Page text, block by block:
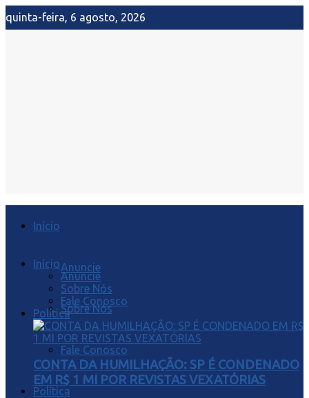
quinta-feira, 6 agosto, 2026
Início
Anuncie
Sobre Nós
Fale Conosco
Política
Início
Anuncie
Sobre Nós
Fale Conosco
Política
CONTA DA HUMILHAÇÃO: SP É CONDENADO
EM R$ 1 MI POR REVISTAS VEXATÓRIAS